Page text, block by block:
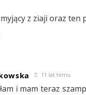
z ziaji oraz ten
11 lat temu
i mam teraz